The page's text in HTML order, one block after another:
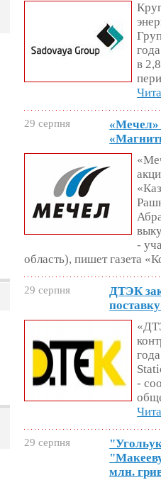
в
29 серпня
«Мечел»
-
область), пишет газета
29 серпня
ДТЭК
-
29 серпня
млн.